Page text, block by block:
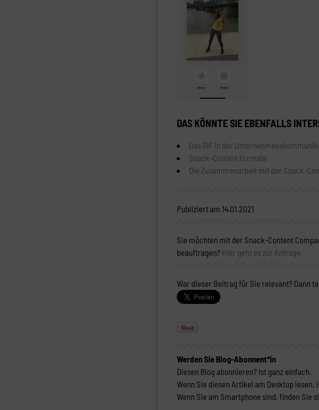
DAS KÖNNTE SIE EBENFALLS
Das GIF in der
Snack-Content Formate
Die Zusammenarbeit mit der Snack-
Publiziert am 14.01.2021
Sie möchten mit der Snack-Content
beauftragen? Hier geht es zur Anfrage.
War dieser Beitrag für Sie relevant? Dann
Werden Sie Blog-Abonnent*in
Diesen Blog abonnieren? Ist ganz einfach.
Wenn Sie diesen Artikel am Desktop
Wenn Sie am Smartphone sind, finden Sie